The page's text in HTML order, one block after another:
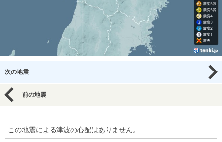
次の地震
前の地震
この地震による津波の心配はありません。